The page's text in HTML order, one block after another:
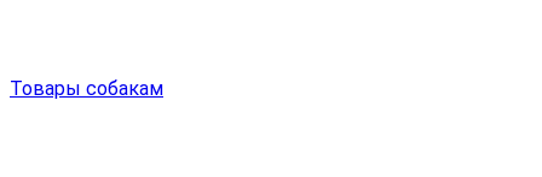
Товары собакам